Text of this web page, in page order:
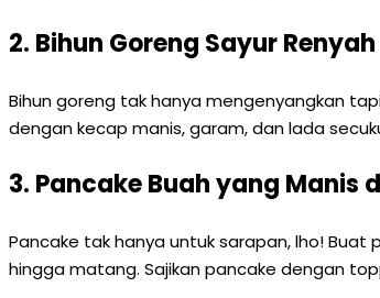
2. Bihun Goreng Sayur Renyah
Bihun goreng tak hanya mengenyangkan
dengan kecap manis, garam, dan lada
3. Pancake Buah yang Manis
Pancake tak hanya untuk sarapan, lho!
hingga matang. Sajikan pancake dengan